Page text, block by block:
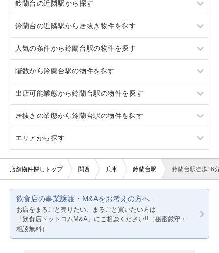
鈴蘭台の近隣駅から探す
鈴蘭台西口
北鈴蘭台
西鈴蘭台
鈴蘭台の近隣駅から居抜き物件を探す
鈴蘭台西口
北鈴蘭台
西鈴蘭台
人気の条件から鈴蘭台駅の物件を探す
居抜き
スケルトン
駐車場あり
看板取り付け可
20坪以下
賃料20万円以下
階数から鈴蘭台駅の物件を探す
1階
出店可能業態から鈴蘭台駅の物件を探す
重飲食
軽飲食
バー・クラブ
サロン（マッサージ・エステ・ネイルなど）
医療・歯科・クリニック
居抜きの業態から鈴蘭台駅の物件を探す
焼肉
その他
エリアから探す
大阪
兵庫
店舗物件探しトップ 関西 兵庫 鈴蘭台駅 鈴蘭台駅徒歩16
飲食店の事業譲渡・M&Aをお考えの方へ
お店をまるごと売りたい、まるごと買いたい方は
「飲食店ドットコムM&A」にご相談ください!!（秘密厳守・
相談無料）